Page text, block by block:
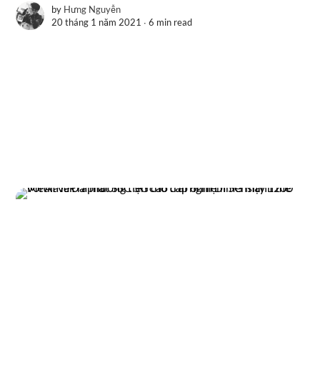
by Hưng Nguyễn
20 tháng 1 năm 2021 ∙6 min read